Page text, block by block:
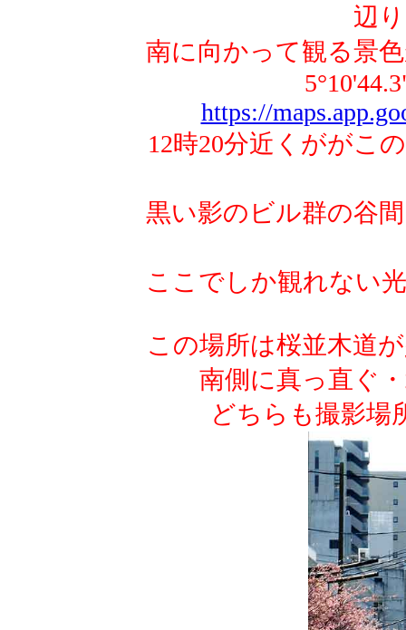
辺
南に向かって観る景
https://
12時20分近くががこ
黒い影のビル群の谷
ここでしか観れない
この場所は桜並木道
南側に真っ直ぐ
どちらも撮影場